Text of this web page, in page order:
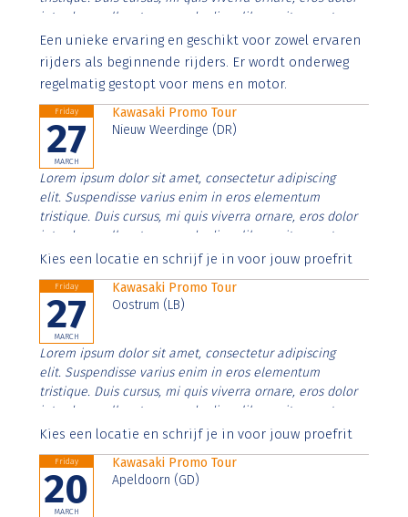
interdum nulla, ut commodo diam libero vitae erat.
Aenean faucibus nibh et justo cursus id rutrum lorem
imperdiet. Nunc ut sem vitae risus tristique posuere.
Een unieke ervaring en geschikt voor zowel ervaren
rijders als beginnende rijders. Er wordt onderweg
regelmatig gestopt voor mens en motor.
Friday
27
MARCH
Kawasaki Promo Tour
Nieuw Weerdinge (DR)
Lorem ipsum dolor sit amet, consectetur adipiscing
elit. Suspendisse varius enim in eros elementum
tristique. Duis cursus, mi quis viverra ornare, eros dolor
interdum nulla, ut commodo diam libero vitae erat.
Aenean faucibus nibh et justo cursus id rutrum lorem
Kies een locatie en schrijf je in voor jouw proefrit
Friday
27
MARCH
Kawasaki Promo Tour
Oostrum (LB)
Lorem ipsum dolor sit amet, consectetur adipiscing
elit. Suspendisse varius enim in eros elementum
tristique. Duis cursus, mi quis viverra ornare, eros dolor
interdum nulla, ut commodo diam libero vitae erat.
Aenean faucibus nibh et justo cursus id rutrum lorem
Kies een locatie en schrijf je in voor jouw proefrit
Friday
20
MARCH
Kawasaki Promo Tour
Apeldoorn (GD)